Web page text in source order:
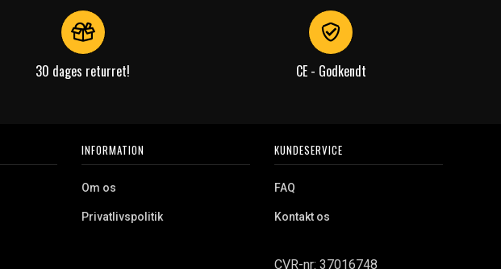
30 dages returret! CE - Godkendt
INFORMATION
Om os
Privatlivspolitik
KUNDESERVICE
FAQ
Kontakt os
CVR-nr: 37016748